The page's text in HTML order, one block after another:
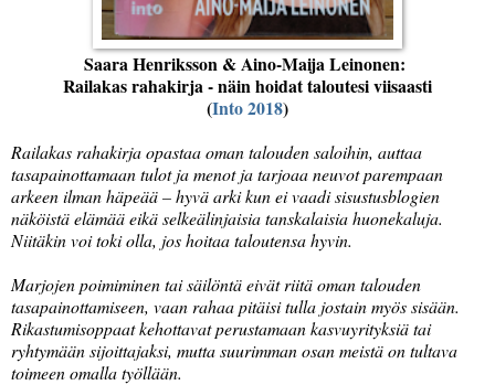
Saara Henriksson & Aino-Maija Leinonen:
Railakas rahakirja - näin hoidat taloutesi viisaasti
(Into 2018)
Railakas rahakirja opastaa oman talouden saloihin, auttaa
tasapainottamaan tulot ja menot ja tarjoaa neuvot parempaan
arkeen ilman häpeää – hyvä arki kun ei vaadi sisustusblogien
näköistä elämää eikä selkeälinjaisia tanskalaisia huonekaluja.
Niitäkin voi toki olla, jos hoitaa taloutensa hyvin.
Marjojen poimiminen tai säilöntä eivät riitä oman talouden
tasapainottamiseen, vaan rahaa pitäisi tulla jostain myös sisään.
Rikastumisoppaat kehottavat perustamaan kasvuyrityksiä tai
ryhtymään sijoittajaksi, mutta suurimman osan meistä on tultava
toimeen omalla työllään.